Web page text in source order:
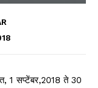
1 सप्टेंबर,2018 ते 30